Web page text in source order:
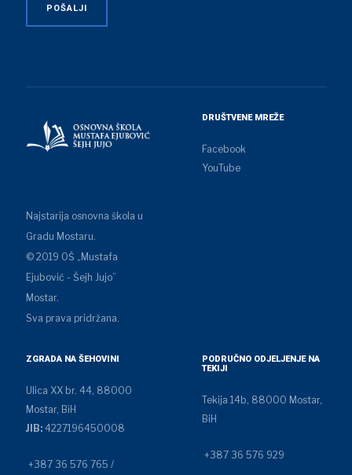
Najstarija osnovna škola u
Gradu Mostaru.
© 2019 OŠ „Mustafa
Ejubović - Šejh Jujo”
Mostar.
Sva prava pridržana.
DRUŠTVENE MREŽE
Facebook
YouTube
ZGRADA NA ŠEHOVINI
Ulica XX br. 44, 88000
Mostar, BiH
JIB:4227196450008
+387 36 576 765 /
PODRUČNO ODJELJENJE NA
TEKIJI
Tekija 14b, 88000 Mostar,
BiH
+387 36 576 929